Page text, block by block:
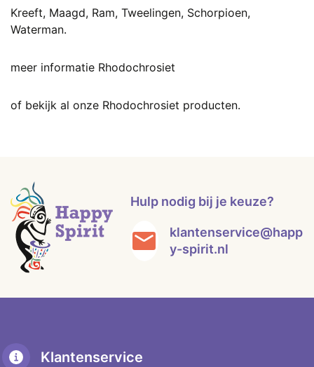
Kreeft, Maagd, Ram, Tweelingen, Schorpioen,
Waterman.
meer informatie Rhodochrosiet
of bekijk al onze Rhodochrosiet producten.
Hulp nodig bij je keuze?
klantenservice@happ
y-spirit.nl
Klantenservice